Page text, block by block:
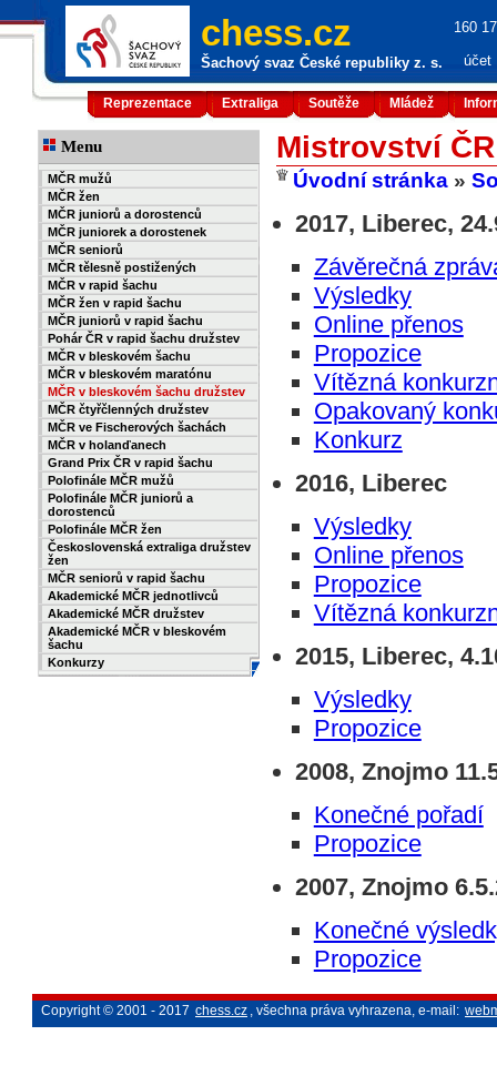
chess.cz
Šachový svaz České republiky z. s.
160
účet
Reprezentace Extraliga Soutěže Mládež
Menu
MČR mužů
MČR žen
MČR juniorů a dorostenců
MČR juniorek a dorostenek
MČR seniorů
MČR tělesně postižených
MČR v rapid šachu
MČR žen v rapid šachu
MČR juniorů v rapid šachu
Pohár ČR v rapid šachu družstev
MČR v bleskovém šachu
MČR v bleskovém maratónu
MČR v bleskovém šachu družstev
MČR čtyřčlenných družstev
MČR ve Fischerových šachách
MČR v holanďanech
Grand Prix ČR v rapid šachu
Polofinále MČR mužů
Polofinále MČR juniorů a
dorostenců
Polofinále MČR žen
Československá extraliga družstev
žen
MČR seniorů v rapid šachu
Akademické MČR jednotlivců
Akademické MČR družstev
Akademické MČR v bleskovém
šachu
Konkurzy
Mistrovství
Úvodní stránka »
2017, Liberec,
Závěrečná
Výsledky
Online přenos
Propozice
Vítězná
Opakovaný
Konkurz
2016, Liberec
Výsledky
Online přenos
Propozice
Vítězná
2015, Liberec,
Výsledky
Propozice
2008, Znojmo
Konečné pořadí
Propozice
2007, Znojmo
Konečné
Propozice
Copyright © 2001 - 2017 chess.cz , všechna práva vyhrazena, e-mail: